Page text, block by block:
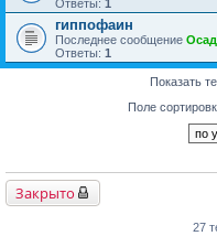
Ответы: 1
гиппофаин
Последнее сообщение
Ответы: 1
Показать
Поле
Закрыто
27